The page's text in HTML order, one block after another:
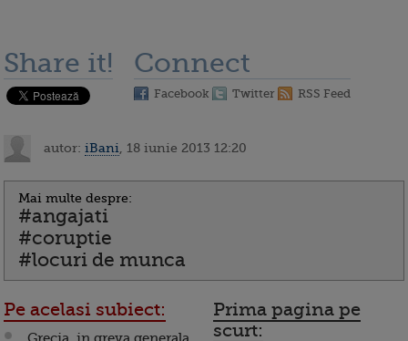
Share it! Connect
Facebook Twitter RSS Feed
autor: iBani , 18 iunie 2013 12:20
Mai multe despre:
#angajati
#coruptie
#locuri de munca
Pe acelasi subiect:
Prima pagina pe
scurt: